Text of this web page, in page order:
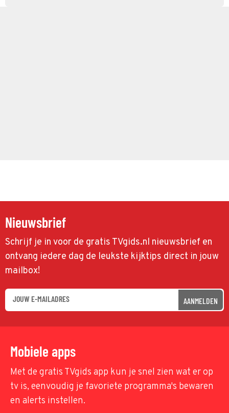
Nieuwsbrief
Schrijf je in voor de gratis TVgids.nl nieuwsbrief en
ontvang iedere dag de leukste kijktips direct in jouw
mailbox!
AANMELDEN
Mobiele apps
Met de gratis TVgids app kun je snel zien wat er op
tv is, eenvoudig je favoriete programma's bewaren
en alerts instellen.